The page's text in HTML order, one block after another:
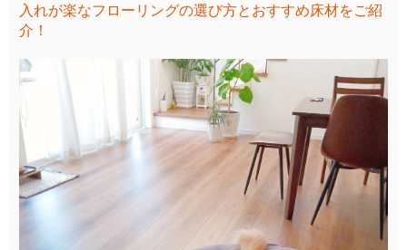
入れが楽なフローリングの選び方とおすすめ床材をご紹
介！